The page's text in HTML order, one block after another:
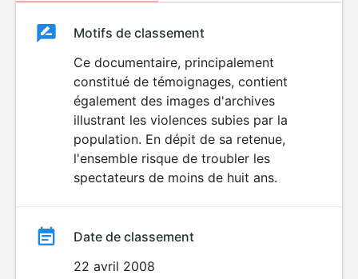
ClassementClassement
DÉCONSEILLÉ
AUX JEUNES
ENFANTS
Motifs de classement
Ce documentaire, principalement
constitué de témoignages, contient
également des images d'archives
illustrant les violences subies par la
population. En dépit de sa retenue,
l'ensemble risque de troubler les
spectateurs de moins de huit ans.
Date de classement
22 avril 2008